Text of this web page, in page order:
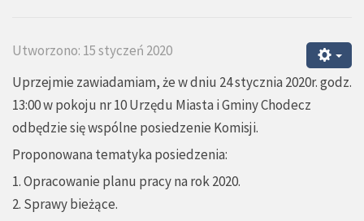
Utworzono: 15 styczeń 2020
Uprzejmie zawiadamiam, że w dniu 24 stycznia 2020r. godz.
13:00 w pokoju nr 10 Urzędu Miasta i Gminy Chodecz
odbędzie się wspólne posiedzenie Komisji.
Proponowana tematyka posiedzenia:
1. Opracowanie planu pracy na rok 2020.
2. Sprawy bieżące.